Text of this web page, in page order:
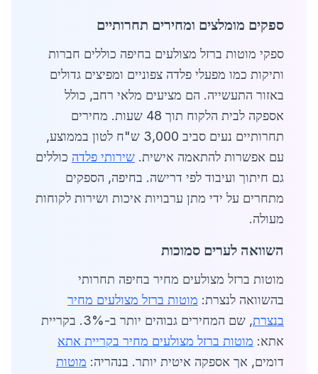
ספקים מומלצים ומחירים תחרותיים
ספקי מוטות ברזל מצולעים בחיפה כוללים חברות
ותיקות כמו מפעלי פלדה צפוניים ומפיצים גדולים
באזור התעשייה. הם מציעים מלאי רחב, כולל
אספקה לבית הלקוח תוך 48 שעות. מחירים
תחרותיים נעים סביב 3,000 ש"ח לטון בממוצע,
עם אפשרות להתאמה אישית. שירותי פלדה כוללים
גם חיתוך ועיבוד לפי דרישה. בחיפה, הספקים
מתחרים על ידי מתן ערבויות איכות ושירות לקוחות
מעולה.
השוואה לערים סמוכות
מוטות ברזל מצולעים מחיר בחיפה תחרותי
בהשוואה לנצרת: מוטות ברזל מצולעים מחיר
בנצרת
, שם המחירים גבוהים יותר ב-3%. בקריית
אתא: מוטות ברזל מצולעים מחיר בקריית אתא
דומים, אך אספקה איטית יותר. בנהריה: מוטות